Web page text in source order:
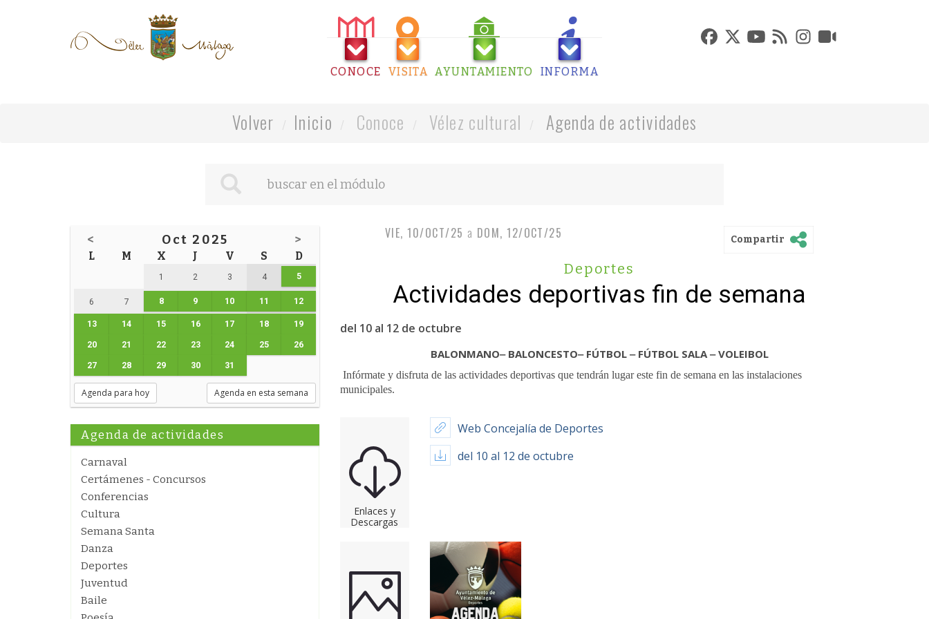
CONOCE VISITA AYUNTAMIENTO INFORMA
Volver Inicio Conoce Vélez cultural Agenda de actividades
< Oct 2025 >
L M X J V S D
1 2 3 4 5
6 7 8 9 10 11 12
13 14 15 16 17 18 19
20 21 22 23 24 25 26
27 28 29 30 31
Agenda para hoy Agenda en esta semana
Agenda de actividades
Carnaval
Certámenes - Concursos
Conferencias
Cultura
Semana Santa
Danza
Deportes
Juventud
Baile
VIE, 10/OCT/25 a DOM, 12/OCT/25 Compartir
Deportes
Actividades deportivas fin de semana
del 10 al 12 de octubre
BALONMANO‒ BALONCESTO‒ FÚTBOL ‒ FÚTBOL SALA ‒ VOLEIBOL
Infórmate y disfruta de las actividades deportivas que tendrán lugar este fin de semana en las instalaciones
municipales.
Enlaces y
Descargas
Web Concejalía de Deportes
del 10 al 12 de octubre